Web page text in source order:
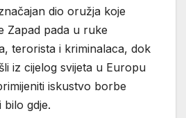
dio oružja koje
Zapad pada u ruke
terorista i kriminalaca, dok
iz cijelog svijeta u Europu
iskustvo borbe
gdje.